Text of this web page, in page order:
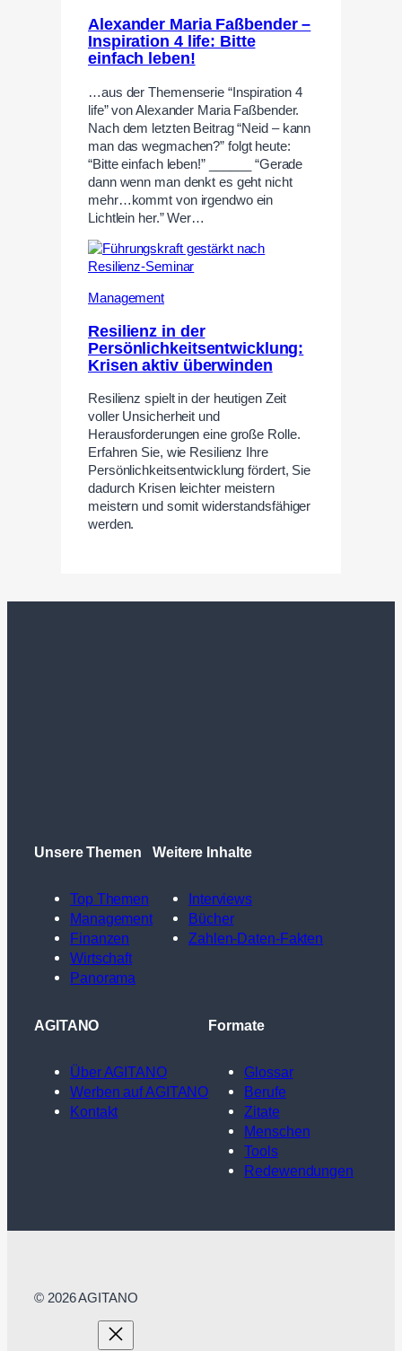
Alexander Maria Faßbender –
Inspiration 4 life: Bitte
einfach leben!
…aus der Themenserie “Inspiration 4
life” von Alexander Maria Faßbender.
Nach dem letzten Beitrag “Neid – kann
man das wegmachen?” folgt heute:
“Bitte einfach leben!” ______ “Gerade
dann wenn man denkt es geht nicht
mehr…kommt von irgendwo ein
Lichtlein her.” Wer…
Management
Resilienz in der
Persönlichkeitsentwicklung:
Krisen aktiv überwinden
Resilienz spielt in der heutigen Zeit
voller Unsicherheit und
Herausforderungen eine große Rolle.
Erfahren Sie, wie Resilienz Ihre
Persönlichkeitsentwicklung fördert, Sie
dadurch Krisen leichter meistern
meistern und somit widerstandsfähiger
werden.
Unsere Themen
Top Themen
Management
Finanzen
Wirtschaft
Panorama
Weitere Inhalte
Interviews
Bücher
Zahlen-Daten-Fakten
AGITANO
Über AGITANO
Werben auf AGITANO
Kontakt
Formate
Glossar
Berufe
Zitate
Menschen
Tools
Redewendungen
© 2026 AGITANO